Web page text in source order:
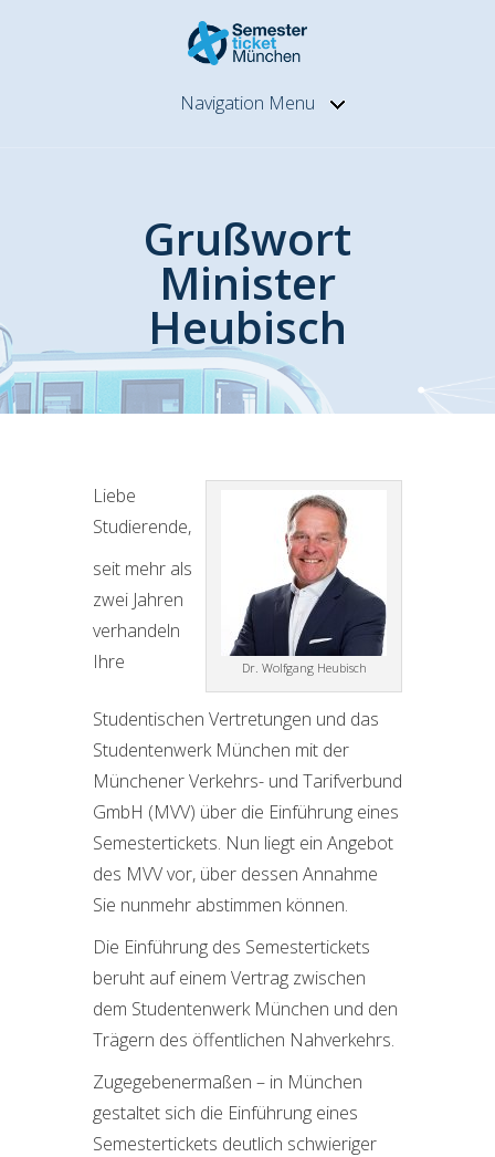
Navigation Menu
Grußwort
Minister
Heubisch
Dr. Wolfgang Heubisch
Liebe
Studierende,
seit mehr als
zwei Jahren
verhandeln
Ihre
Studentischen Vertretungen und das
Studentenwerk München mit der
Münchener Verkehrs- und Tarifverbund
GmbH (MVV) über die Einführung eines
Semestertickets. Nun liegt ein Angebot
des MVV vor, über dessen Annahme
Sie nunmehr abstimmen können.
Die Einführung des Semestertickets
beruht auf einem Vertrag zwischen
dem Studentenwerk München und den
Trägern des öffentlichen Nahverkehrs.
Zugegebenermaßen – in München
gestaltet sich die Einführung eines
Semestertickets deutlich schwieriger